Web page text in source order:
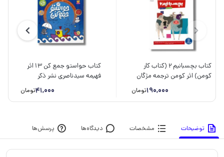
کتاب بچسبانیم 2 (کتاب کار
کومن) اثر کومن ترجمه مژگان
190,000تومان
کتاب حواستو جمع کن 13 اثر
فهیمه سیدناصری نشر ذکر
41,000تومان
توضیحات مشخصات دیدگاه‌ها پرسش‌ها